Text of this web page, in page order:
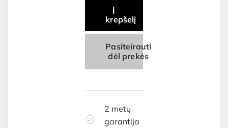
Į
krepšelį
Pasiteirauti
dėl prekės
2 metų
garantija